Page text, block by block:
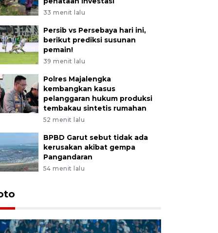
33 menit lalu
Persib vs Persebaya hari ini,
berikut prediksi susunan
pemain!
39 menit lalu
Polres Majalengka
kembangkan kasus
pelanggaran hukum produksi
tembakau sintetis rumahan
52 menit lalu
BPBD Garut sebut tidak ada
kerusakan akibat gempa
Pangandaran
54 menit lalu